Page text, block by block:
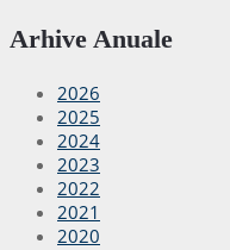
Arhive Anuale
2026
2025
2024
2023
2022
2021
2020